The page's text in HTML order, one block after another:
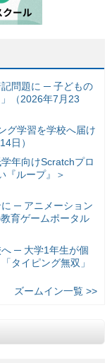
問題に ─ 子どもの
（2026年7月23
グ学習を学校へ届け
日）
年向けScratchプロ
ループ』＞
に ─ アニメーション
育ゲームポータル
へ ─ 大学1年生が個
タイピング無双」
ズームイン一覧 >>